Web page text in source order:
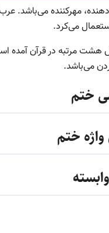
مهرکننده می‌باشد.
می‌کرد.
هشت مرتبه در قرآن آمده
می‌باشد.
ختم
واژه ختم